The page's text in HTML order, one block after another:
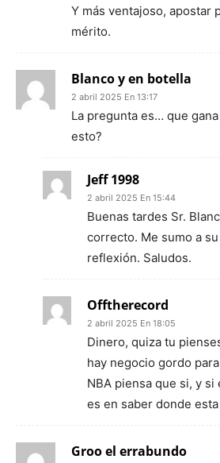
Y más ventajoso, apostar
mérito.
Blanco y en botella
2 abril 2025 En 13:17
La pregunta es… que
esto?
Jeff 1998
2 abril 2025 En 15:44
Buenas tardes Sr.
correcto. Me sumo a
reflexión. Saludos.
Offtherecord
2 abril 2025 En 18:05
Dinero, quiza tu
hay negocio gordo
NBA piensa que si, y
es en saber donde
Groo el errabundo